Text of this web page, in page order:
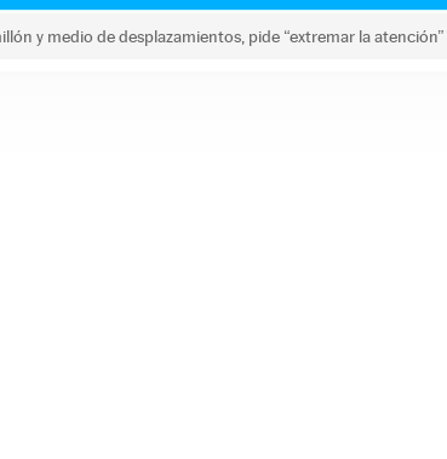
y medio de desplazamientos, pide “extremar la